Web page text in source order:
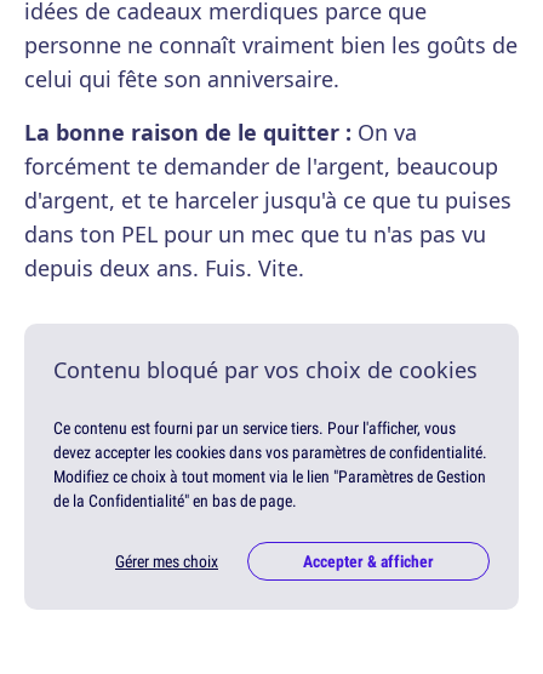
idées de cadeaux merdiques parce que
personne ne connaît vraiment bien les goûts de
celui qui fête son anniversaire.
La bonne raison de le quitter : On va
forcément te demander de l'argent, beaucoup
d'argent, et te harceler jusqu'à ce que tu puises
dans ton PEL pour un mec que tu n'as pas vu
depuis deux ans. Fuis. Vite.
Contenu bloqué par vos choix de cookies
Ce contenu est fourni par un service tiers. Pour l'afficher, vous
devez accepter les cookies dans vos paramètres de confidentialité.
Modifiez ce choix à tout moment via le lien "Paramètres de Gestion
de la Confidentialité" en bas de page.
Gérer mes choix Accepter & afficher